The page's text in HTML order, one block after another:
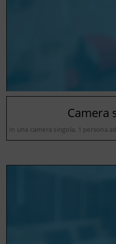
Camera
In una camera singola, 1 persona